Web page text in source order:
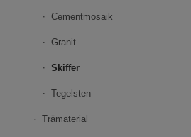
Cementmosaik
Granit
Skiffer
Tegelsten
Trämaterial